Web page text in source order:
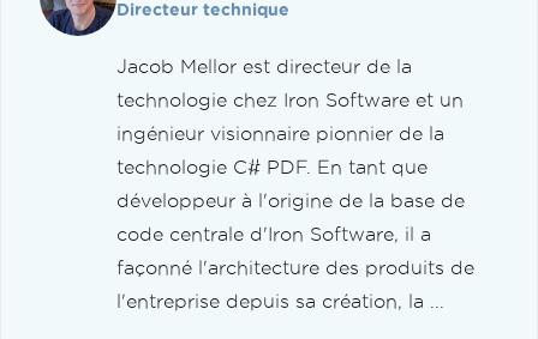
Directeur technique
Jacob Mellor est directeur de la
technologie chez Iron Software et un
ingénieur visionnaire pionnier de la
technologie C# PDF. En tant que
développeur à l'origine de la base de
code centrale d'Iron Software, il a
façonné l'architecture des produits de
l'entreprise depuis sa création, la ...